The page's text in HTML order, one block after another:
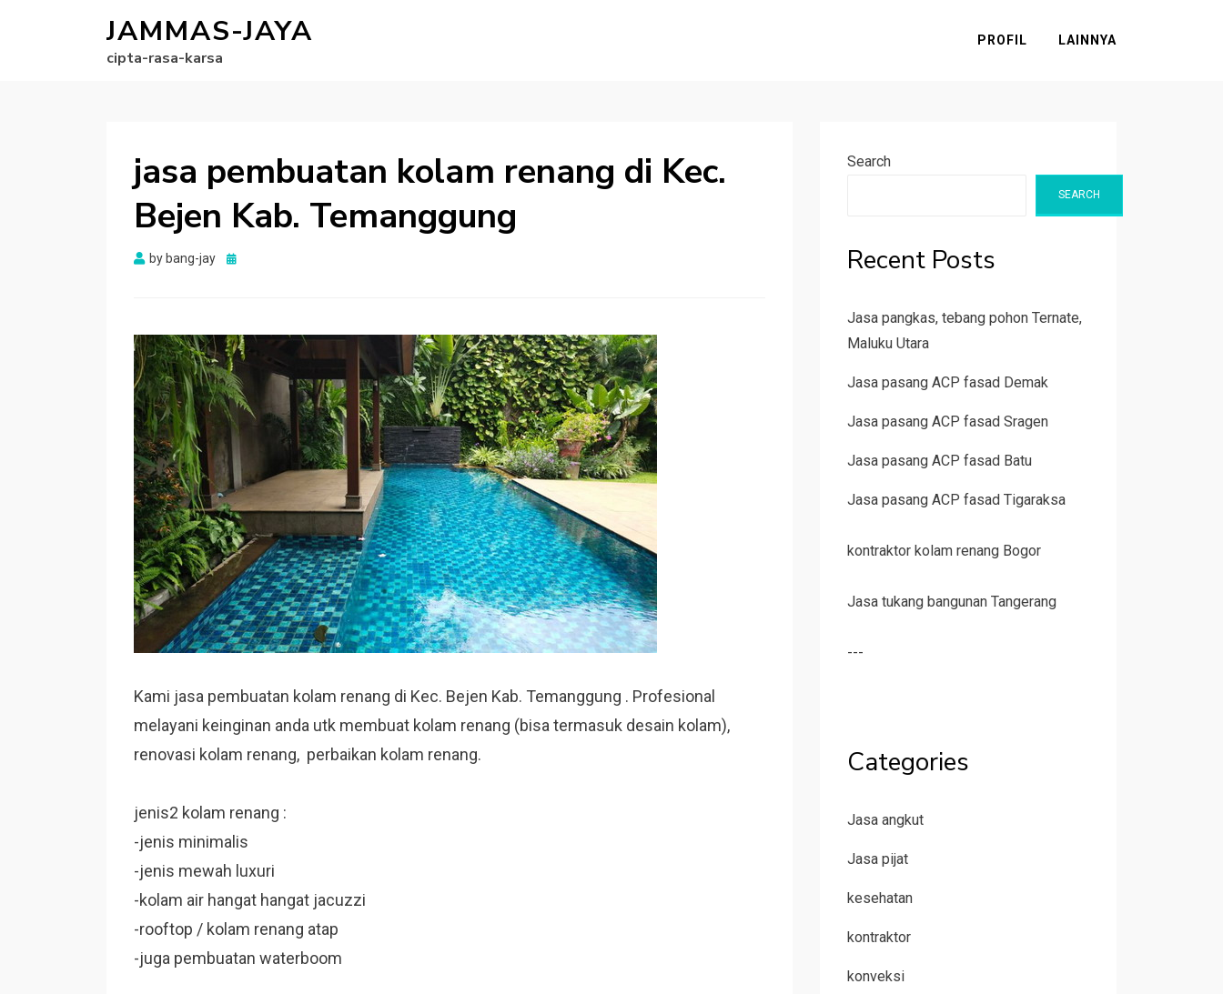
JAMMAS-JAYA
cipta-rasa-karsa
PROFIL LAINNYA
jasa pembuatan kolam renang di Kec.
Bejen Kab. Temanggung
by bang-jay
Posted
Kami jasa pembuatan kolam renang di Kec. Bejen Kab. Temanggung . Profesional
melayani keinginan anda utk membuat kolam renang (bisa termasuk desain kolam),
renovasi kolam renang, perbaikan kolam renang.
jenis2 kolam renang :
-jenis minimalis
-jenis mewah luxuri
-kolam air hangat hangat jacuzzi
-rooftop / kolam renang atap
-juga pembuatan waterboom
Search
SEARCH
Recent Posts
Jasa pangkas, tebang pohon Ternate,
Maluku Utara
Jasa pasang ACP fasad Demak
Jasa pasang ACP fasad Sragen
Jasa pasang ACP fasad Batu
Jasa pasang ACP fasad Tigaraksa
kontraktor kolam renang Bogor
Jasa tukang bangunan Tangerang
---
Categories
Jasa angkut
Jasa pijat
kesehatan
kontraktor
konveksi